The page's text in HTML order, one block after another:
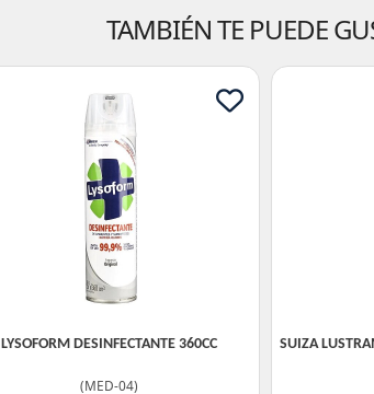
TAMBIÉN TE PUEDE
LYSOFORM DESINFECTANTE 360CC
(MED-04)
SUIZA